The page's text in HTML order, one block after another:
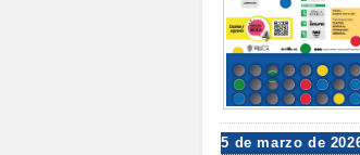
5 de marzo de